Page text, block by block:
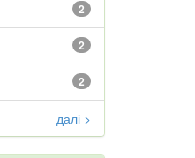
2
2
2
далі >